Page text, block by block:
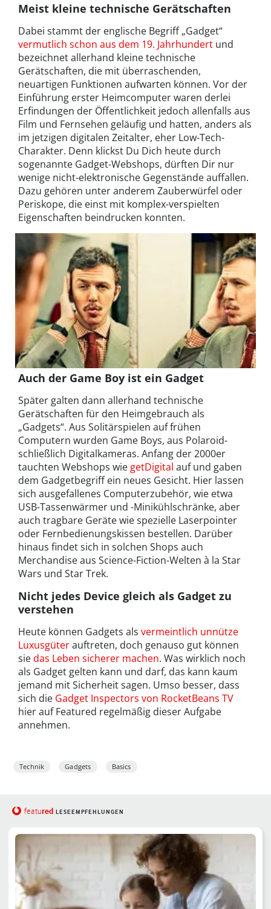
Meist kleine technische Gerätschaften
Dabei stammt der englische Begriff „Gadget“
vermutlich schon aus dem 19. Jahrhundert und
bezeichnet allerhand kleine technische
Gerätschaften, die mit überraschenden,
neuartigen Funktionen aufwarten können. Vor der
Einführung erster Heimcomputer waren derlei
Erfindungen der Öffentlichkeit jedoch allenfalls aus
Film und Fernsehen geläufig und hatten, anders als
im jetzigen digitalen Zeitalter, eher Low-Tech-
Charakter. Denn klickst Du Dich heute durch
sogenannte Gadget-Webshops, dürften Dir nur
wenige nicht-elektronische Gegenstände auffallen.
Dazu gehören unter anderem Zauberwürfel oder
Periskope, die einst mit komplex-verspielten
Eigenschaften beindrucken konnten.
Auch der Game Boy ist ein Gadget
Später galten dann allerhand technische
Gerätschaften für den Heimgebrauch als
„Gadgets“. Aus Solitärspielen auf frühen
Computern wurden Game Boys, aus Polaroid-
schließlich Digitalkameras. Anfang der 2000er
tauchten Webshops wie getDigital auf und gaben
dem Gadgetbegriff ein neues Gesicht. Hier lassen
sich ausgefallenes Computerzubehör, wie etwa
USB-Tassenwärmer und -Minikühlschränke, aber
auch tragbare Geräte wie spezielle Laserpointer
oder Fernbedienungskissen bestellen. Darüber
hinaus findet sich in solchen Shops auch
Merchandise aus Science-Fiction-Welten à la Star
Wars und Star Trek.
Nicht jedes Device gleich als Gadget zu
verstehen
Heute können Gadgets als vermeintlich unnütze
Luxusgüterauftreten, doch genauso gut können
siedas Leben sicherer machen. Was wirklich noch
als Gadget gelten kann und darf, das kann kaum
jemand mit Sicherheit sagen. Umso besser, dass
sich die Gadget Inspectors von RocketBeans TV
hier auf Featured regelmäßig dieser Aufgabe
annehmen.
Technik Gadgets Basics
featured LESEEMPFEHLUNGEN